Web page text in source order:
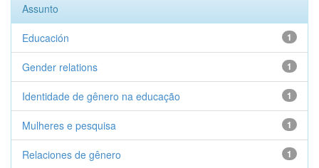
Assunto
1
Educación
1
Gender relations
1
Identidade de gênero na educação
1
Mulheres e pesquisa
1
Relaciones de gênero